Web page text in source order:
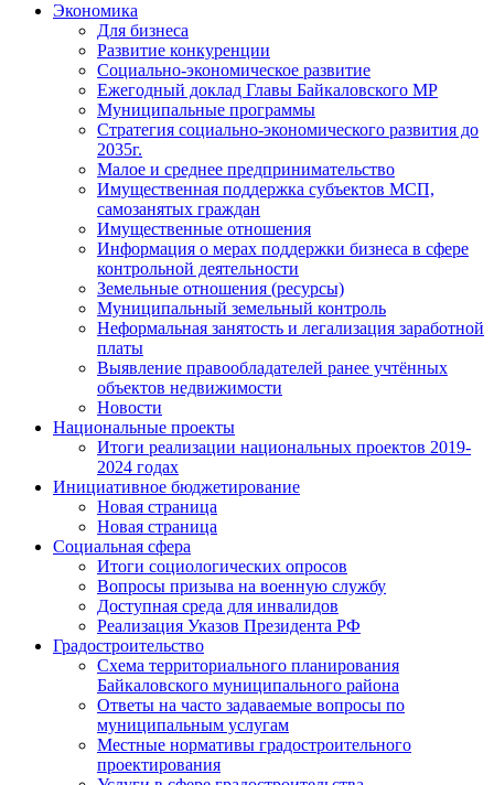
Экономика
Для бизнеса
Развитие конкуренции
Социально-экономическое развитие
Ежегодный доклад Главы Байкаловского МР
Муниципальные программы
Стратегия социально-экономического развития до
2035г.
Малое и среднее предпринимательство
Имущественная поддержка субъектов МСП,
самозанятых граждан
Имущественные отношения
Информация о мерах поддержки бизнеса в сфере
контрольной деятельности
Земельные отношения (ресурсы)
Муниципальный земельный контроль
Неформальная занятость и легализация заработной
платы
Выявление правообладателей ранее учтённых
объектов недвижимости
Новости
Национальные проекты
Итоги реализации национальных проектов 2019-
2024 годах
Инициативное бюджетирование
Новая страница
Новая страница
Социальная сфера
Итоги социологических опросов
Вопросы призыва на военную службу
Доступная среда для инвалидов
Реализация Указов Президента РФ
Градостроительство
Схема территориального планирования
Байкаловского муниципального района
Ответы на часто задаваемые вопросы по
муниципальным услугам
Местные нормативы градостроительного
проектирования